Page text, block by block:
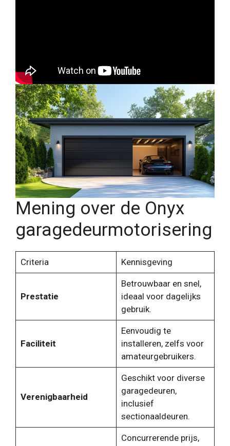
Mening over de Onyx
garagedeurmotorisering
Criteria Kennisgeving
Prestatie
Betrouwbaar en snel,
ideaal voor dagelijks
gebruik.
Faciliteit
Eenvoudig te
installeren, zelfs voor
amateurgebruikers.
Verenigbaarheid
Geschikt voor diverse
garagedeuren,
inclusief
sectionaaldeuren.
Concurrerende prijs,